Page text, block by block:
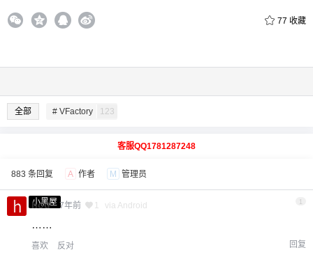
77 收藏
全部 # VFactory 123
客服QQ1781287248
883 条回复 A 作者 M 管理员
小黑屋
hou 7年前 1 via Android 1
……
喜欢 反对 回复